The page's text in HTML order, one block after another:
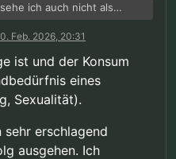
ich auch nicht als
man aber auch nicht
Potenzial eines zwar
einer Puppe ist durch
Jedoch Ist bei
Puppe illegal und auf der
ähnlich des
Verboten. Auch das
unsere Rechte faktisch
Und wenn es ein
wird denke ich wird es
gibt. Faktisch jedoch
Feb. 2026, 20:31
ist und der Konsum
eines
Sexualität).
erschlagend
ausgehen. Ich